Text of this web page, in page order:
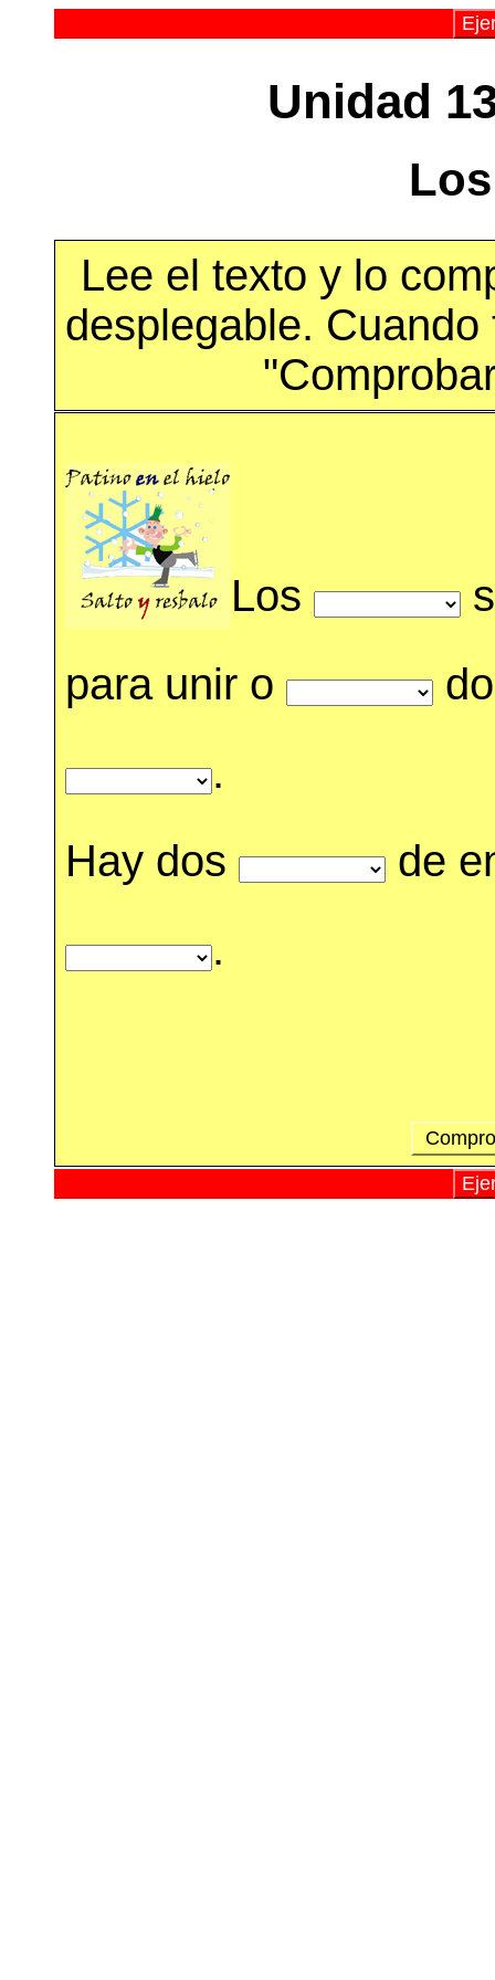
Unidad
Lee el texto y lo
desplegable.
Los
para unir o
.
Hay dos
de
.